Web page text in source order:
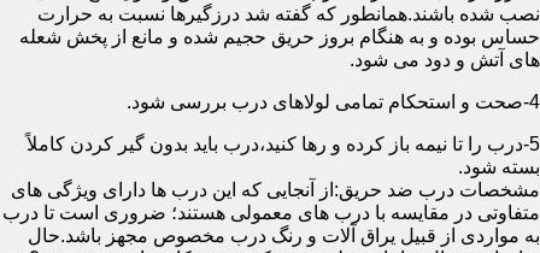
نصب شده باشند.همانطور که گفته شد درزگیرها نسبت به حرارت
حساس بوده و به هنگام بروز حریق حجیم شده و مانع از پخش شعله
های آتش و دود می شود.
4-صحت و استحکام تمامی لولاهای درب بررسی شود.
5-درب را تا نیمه باز کرده و رها کنید،درب باید بدون گیر کردن کاملاً
بسته شود.
مشخصات درب ضد حریق:از آنجایی که این درب ها دارای ویژگی های
متفاوتی در مقایسه با درب های معمولی هستند؛ ضروری است تا درب
به مواردی از قبیل یراق آلات و رنگ درب مخصوص مجهز باشد.حال